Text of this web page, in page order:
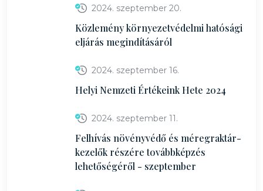
2024. szeptember 20.
Közlemény környezetvédelmi hatósági
eljárás megindításáról
2024. szeptember 16.
Helyi Nemzeti Értékeink Hete 2024
2024. szeptember 11.
Felhívás növényvédő és méregraktár-
kezelők részére továbbképzés
lehetőségéről - szeptember